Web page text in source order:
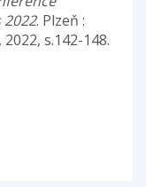
2022. Plzeň :
s.142-148.